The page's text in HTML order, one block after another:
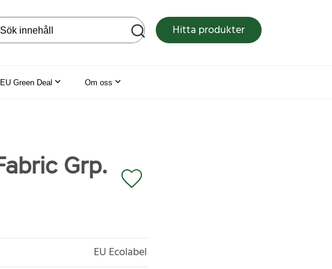
på webbplatsen Hitta produkter
EU Green Deal Om oss
Grp.
EU Ecolabel